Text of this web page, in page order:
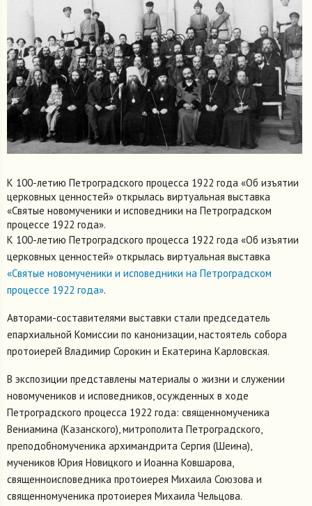
К 100-летию Петроградского процесса 1922 года «Об изъятии
церковных ценностей» открылась виртуальная выставка
«Святые новомученики и исповедники на Петроградском
процессе 1922 года».
К 100-летию Петроградского процесса 1922 года «Об изъятии
церковных ценностей» открылась виртуальная выставка
«Святые новомученики и исповедники на Петроградском
процессе 1922 года».
Авторами-составителями выставки стали председатель
епархиальной Комиссии по канонизации, настоятель собора
протоиерей Владимир Сорокин и Екатерина Карловская.
В экспозиции представлены материалы о жизни и служении
новомучеников и исповедников, осужденных в ходе
Петроградского процесса 1922 года: священномученика
Вениамина (Казанского), митрополита Петроградского,
преподобномученика архимандрита Сергия (Шеина),
мучеников Юрия Новицкого и Иоанна Ковшарова,
священноисповедника протоиерея Михаила Союзова и
священномученика протоиерея Михаила Чельцова.